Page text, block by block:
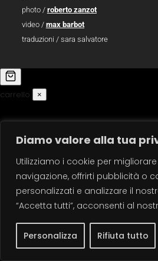
Diamo valore alla tua
Utilizziamo i cookie per
navigazione, offrirti pubblicità o
personalizzati e analizzare il
“Accetta tutti”, acconsenti al
Personalizza Rifiuta tutto
photo / roberto zanzot
video / max barbot
traduzioni / sara salvatore
carrello ×